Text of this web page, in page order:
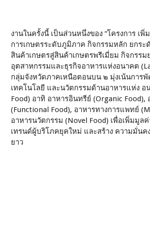
งานในครั้งนี้ เป็นส่วนหนึ่งของ “โครงการ เ
การเกษตรระดับภูมิภาค กิจกรรมหลัก ยกระ
สินค้าเกษตรสู่สินค้าเกษตรพรีเมี่ยม กิจกรร
อุตสาหกรรมและธุรกิจอาหารแห่งอนาคต
กลุ่มจังหวัดภาคเหนือตอนบน ๒ มุ่งเน้นการ
เทคโนโลยี และนวัตกรรมด้านอาหารแห่ง อ
Food) อาทิ อาหารอินทรีย์ (Organic Food),
(Functional Food), อาหารทางการแพทย์
อาหารนวัตกรรม (Novel Food) เพื่อเพิ่มมูล
เทรนด์ผู้บริโภคยุคใหม่ และสร้าง ความมั่นค
ยาว